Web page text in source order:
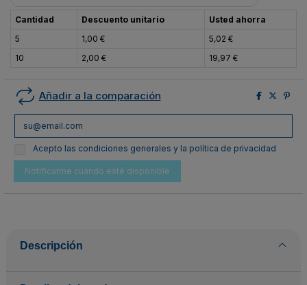
Cantidad Descuento unitario
Usted ahorra
5
1,00 €
5,02 €
10
2,00 € 19,97 €
Añadir a la comparación
Acepto las condiciones generales y la política de privacidad
Descripción